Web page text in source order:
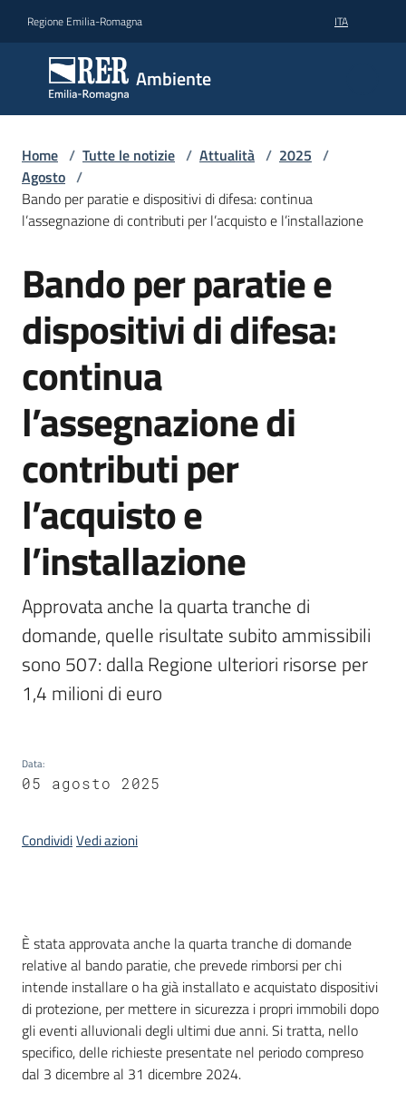
Regione Emilia-Romagna ITA
Ambiente
Ambiente
Novità
Servizi
Leggi
Bandi
Piani
Progetti
Seguici
su
Home / Tutte le notizie / Attualità / 2025 /
Agosto /
Bando per paratie e dispositivi di difesa: continua
l’assegnazione di contributi per l’acquisto e l’installazione
Salta al contenuto
Bando per paratie e
dispositivi di difesa:
continua
l’assegnazione di
contributi per
l’acquisto e
l’installazione
Approvata anche la quarta tranche di
domande, quelle risultate subito ammissibili
sono 507: dalla Regione ulteriori risorse per
1,4 milioni di euro
Data:
05 agosto 2025
CondividiVedi azioni
Introduzione
È stata approvata anche la quarta tranche di domande
relative al bando paratie, che prevede rimborsi per chi
intende installare o ha già installato e acquistato dispositivi
di protezione, per mettere in sicurezza i propri immobili dopo
gli eventi alluvionali degli ultimi due anni. Si tratta, nello
specifico, delle richieste presentate nel periodo compreso
dal 3 dicembre al 31 dicembre 2024.